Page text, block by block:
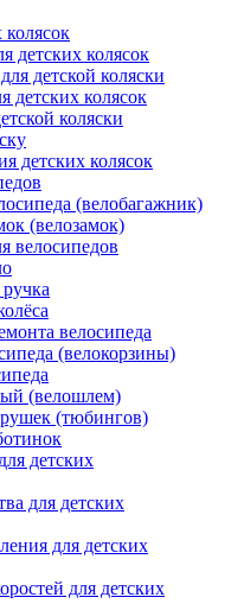
колясок
детских колясок
детской коляски
детских колясок
коляски
детских колясок
(велобагажник)
(велозамок)
велосипедов
велосипеда
(велокорзины)
(велошлем)
(тюбингов)
детских
для детских
для детских
для детских